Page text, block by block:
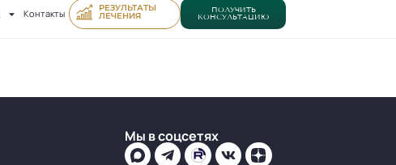
Контакты РЕЗУЛЬТАТЫ
ЛЕЧЕНИЯ
ПОЛУЧИТЬ
КОНСУЛЬТАЦИЮ
Мы в соцсетях